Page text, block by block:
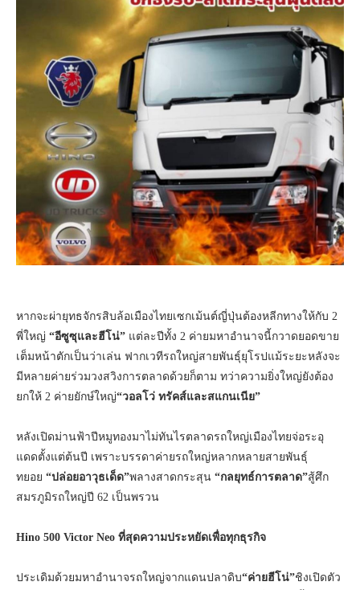
หากจะผ่ายุทธจักรสิบล้อเมืองไทยเซกเม้นต์ญี่ปุ่นต้องหลีกทางให้กับ 2
พี่ใหญ่ “อีซูซุและฮีโน่” แต่ละปีทั้ง 2 ค่ายมหาอำนาจนี้กวาดยอดขาย
เต็มหน้าตักเป็นว่าเล่น ฟากเวทีรถใหญ่สายพันธุ์ยุโรปแม้ระยะหลังจะ
มีหลายค่ายร่วมวงสวิงการตลาดด้วยก็ตาม ทว่าความยิ่งใหญ่ยังต้อง
ยกให้ 2 ค่ายยักษ์ใหญ่“วอลโว่ ทรัคส์และสแกนเนีย”
หลังเปิดม่านฟ้าปีหมูทองมาไม่ทันไรตลาดรถใหญ่เมืองไทยจ่อระอุ
แดดตั้งแต่ต้นปี เพราะบรรดาค่ายรถใหญ่หลากหลายสายพันธุ์
ทยอย “ปล่อยอาวุธเด็ด”พลางสาดกระสุน “กลยุทธ์การตลาด”สู้ศึก
สมรภูมิรถใหญ่ปี 62 เป็นพรวน
Hino 500 Victor Neo ที่สุดความประหยัดเพื่อทุกธุรกิจ
ประเดิมด้วยมหาอำนาจรถใหญ่จากแดนปลาดิบ“ค่ายฮีโน่”ชิงเปิดตัว